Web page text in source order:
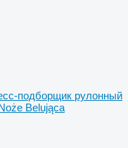
подборщик рулонный
Belująca